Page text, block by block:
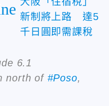
新制將上路 達5
千日圓即需課稅
6.1
north of #Poso,